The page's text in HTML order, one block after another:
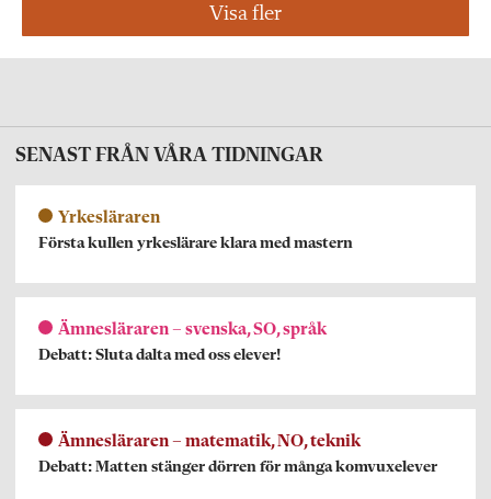
Visa fler
SENAST FRÅN VÅRA TIDNINGAR
Yrkesläraren
Första kullen yrkeslärare klara med mastern
Ämnesläraren – svenska, SO, språk
Debatt: Sluta dalta med oss elever!
Ämnesläraren – matematik, NO, teknik
Debatt: Matten stänger dörren för många komvuxelever